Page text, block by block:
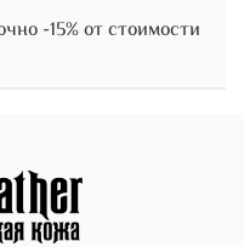
-15% от стоимости